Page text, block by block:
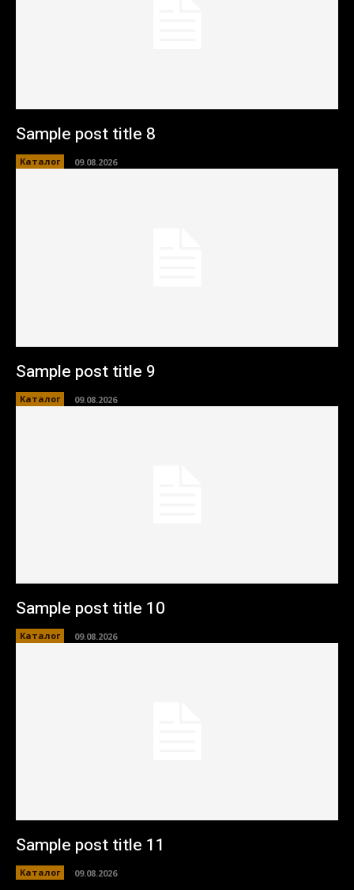
Sample post title 8
Каталог 09.08.2026
Sample post title 9
Каталог 09.08.2026
Sample post title 10
Каталог 09.08.2026
Sample post title 11
Каталог 09.08.2026